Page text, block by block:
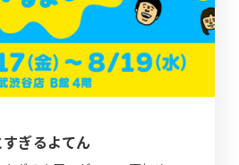
ぎるよてん